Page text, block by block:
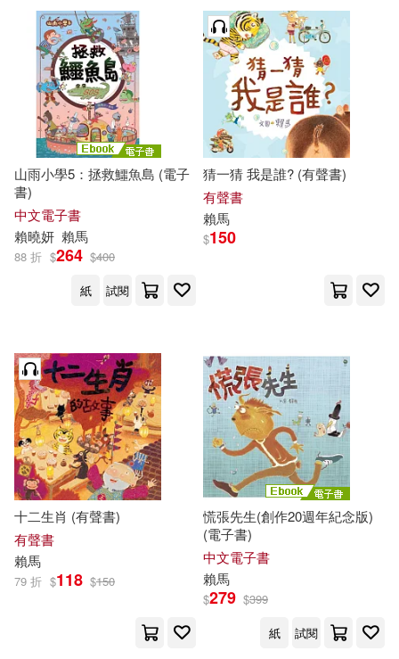
山雨小學5：拯救鱷魚島 (電子
書)
中文電子書
賴曉妍 賴馬
88 折 $264 $400
紙
試閱
猜一猜 我是誰? (有聲書)
有聲書
賴馬
$150
十二生肖 (有聲書)
有聲書
賴馬
79 折 $118 $150
慌張先生(創作20週年紀念版)
(電子書)
中文電子書
賴馬
$279 $399
紙
試閱